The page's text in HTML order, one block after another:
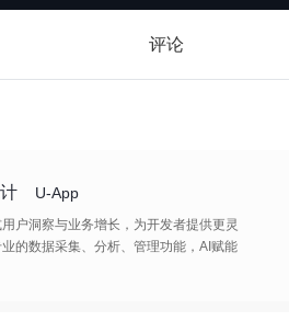
评论
U-App
户洞察与业务增长，为开发者提供更灵
的数据采集、分析、管理功能，AI赋能